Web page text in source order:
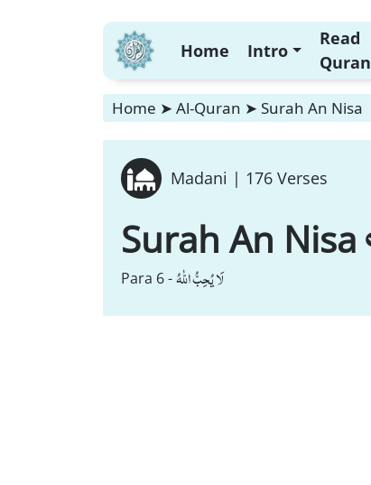
Home Intro
Read
Quran
Home ➤ Al-Quran ➤ Surah An Nisa
Madani | 176 Verses
Surah An Nisa
Para 6 -لَا یُحِبُّ اللّٰهُ